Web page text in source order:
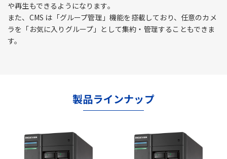
や再生もできるようになります。
また、CMS は「グループ管理」機能を搭載しており、任意のカメ
ラを「お気に入りグループ」として集約・管理することもできま
す。
製品ラインナップ